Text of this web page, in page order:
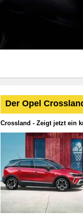
Der Opel
Crossland - Zeigt jetzt ein